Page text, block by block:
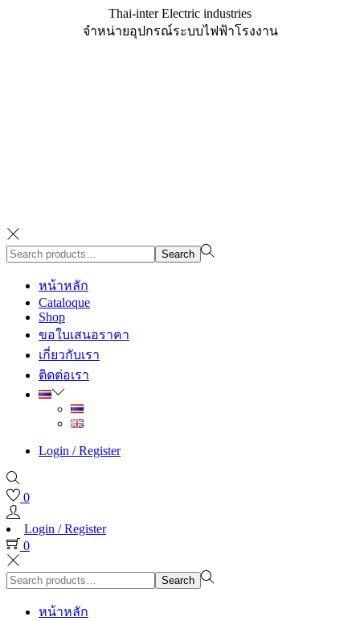
Thai-inter Electric industries
จำหน่ายอุปกรณ์ระบบไฟฟ้าโรงงาน
Search
for:>
Search
หน้าหลัก
Cataloque
Shop
ขอใบเสนอราคา
เกี่ยวกับเรา
ติดต่อเรา
Login / Register
0
Login / Register
0
Search
for:>
Search
หน้าหลัก